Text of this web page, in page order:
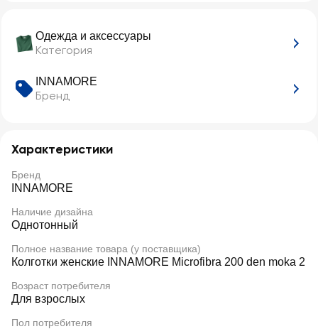
Одежда и аксессуары
Категория
INNAMORE
Бренд
Характеристики
Бренд
INNAMORE
Наличие дизайна
Однотонный
Полное название товара (у поставщика)
Колготки женские INNAMORE Microfibra 200 den moka 2
Возраст потребителя
Для взрослых
Пол потребителя